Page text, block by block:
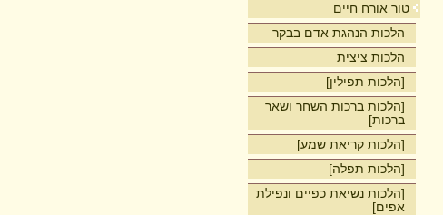
טור אורח חיים
הלכות הנהגת אדם בבקר
הלכות ציצית
[הלכות תפילין]
[הלכות ברכות השחר ושאר
ברכות]
[הלכות קריאת שמע]
[הלכות תפלה]
[הלכות נשיאת כפיים ונפילת
אפים]